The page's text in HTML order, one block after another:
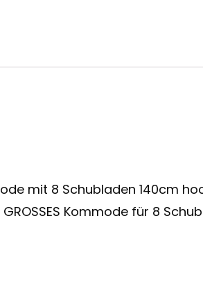
mit 8 Schubladen 140cm
Kommode für 8